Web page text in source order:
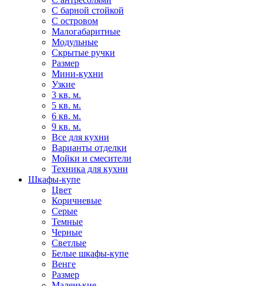
С барной стойкой
С островом
Малогабаритные
Модульные
Скрытые ручки
Размер
Мини-кухни
Узкие
3 кв. м.
5 кв. м.
6 кв. м.
9 кв. м.
Все для кухни
Варианты отделки
Мойки и смесители
Техника для кухни
Шкафы-купе
Цвет
Коричневые
Серые
Темные
Черные
Светлые
Белые шкафы-купе
Венге
Размер